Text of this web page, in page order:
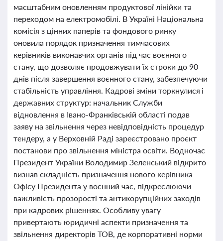
масштабним оновленням продуктової лінійки та
переходом на електромобілі. В Україні Національна
комісія з цінних паперів та фондового ринку
оновила порядок призначення тимчасових
керівників виконавчих органів під час воєнного
стану, що дозволяє продовжувати їх строки до 90
днів після завершення воєнного стану, забезпечуючи
стабільність управління. Кадрові зміни торкнулися і
державних структур: начальник Служби
відновлення в Івано-Франківській області подав
заяву на звільнення через невідповідність процедур
тендеру, а у Верховній Раді зареєстровано проєкт
постанови про звільнення міністра освіти. Водночас
Президент України Володимир Зеленський відкрито
визнав складність призначення нового керівника
Офісу Президента у воєнний час, підкреслюючи
важливість прозорості та антикорупційних заходів
при кадрових рішеннях. Особливу увагу
привертають юридичні аспекти призначення та
звільнення директорів ТОВ, де корпоративні норми